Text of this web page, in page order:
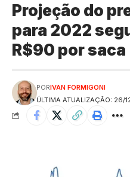
Projeção do
para 2022
R$90 por saca
ÚLTIMA ATUALIZAÇÃO: 26/
PORIVAN FORMIGONI